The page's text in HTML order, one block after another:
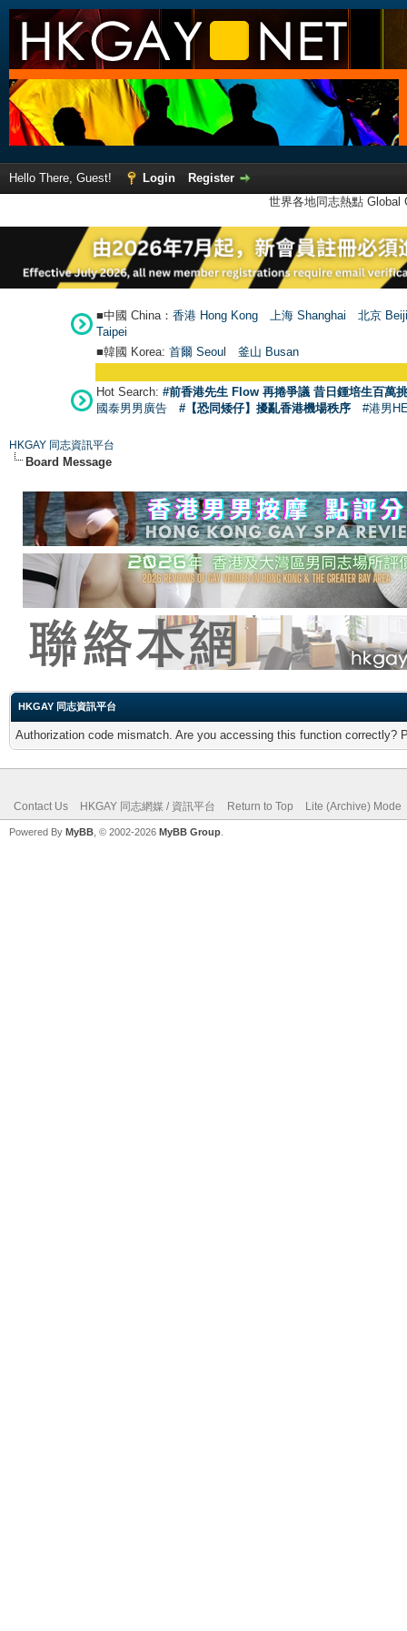
Hello There, Guest! Login
Register
世界各地同志熱點
■中國 China： 香港 Hong Kong 上海 Shanghai
北京
Taipei
■韓國 Korea: 首爾 Seoul 釜山 Busan
Hot Search: #前香港先生 Flow 再捲爭議 昔日鍾培生百萬
國泰男男廣告
#【恐同矮仔】擾亂香港機場秩序 #港男
HKGAY 同志資訊平台
Board Message
HKGAY 同志資訊平台
Authorization code mismatch. Are you accessing this function correctly?
Contact Us HKGAY 同志網媒 / 資訊平台 Return to Top Lite (Archive) Mode
Powered By MyBB , © 2002-2026 MyBB Group